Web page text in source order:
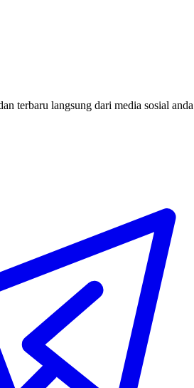
terbaru langsung dari media sosial anda